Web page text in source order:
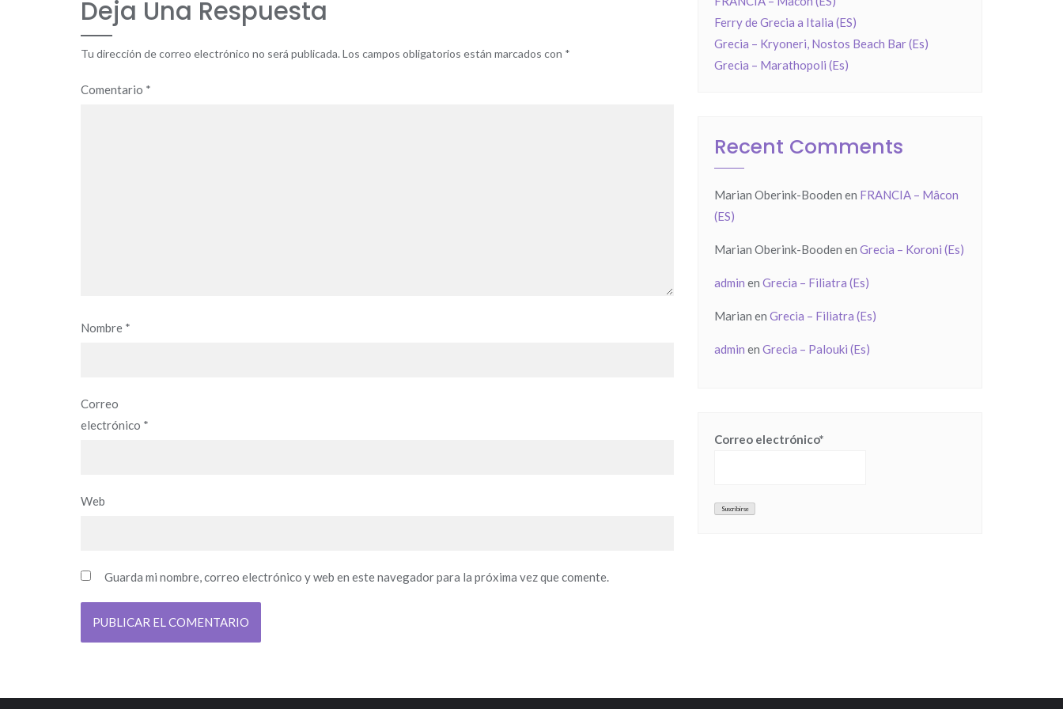
Deja Una Respuesta
Tu dirección de correo electrónico no será publicada. Los campos obligatorios están marcados con *
Comentario *
Nombre *
Correo
electrónico *
Web
Guarda mi nombre, correo electrónico y web en este navegador para la próxima vez que comente.
Ferry de Grecia a Italia (ES)
Grecia – Kryoneri, Nostos Beach Bar (Es)
Grecia – Marathopoli (Es)
Recent Comments
Marian Oberink-Booden en FRANCIA – Mâcon
(ES)
Marian Oberink-Booden en Grecia – Koroni (Es)
admin en Grecia – Filiatra (Es)
Marian en Grecia – Filiatra (Es)
admin en Grecia – Palouki (Es)
Correo electrónico*